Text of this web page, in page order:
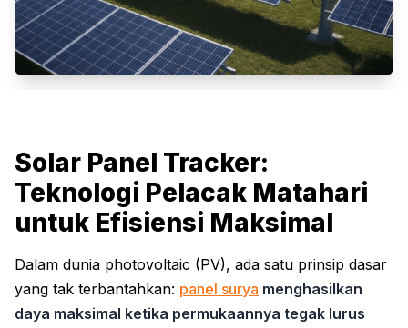
Solar Panel Tracker:
Teknologi Pelacak Matahari
untuk Efisiensi Maksimal
Dalam dunia photovoltaic (PV), ada satu prinsip dasar
yang tak terbantahkan: panel surya menghasilkan
daya maksimal ketika permukaannya tegak lurus